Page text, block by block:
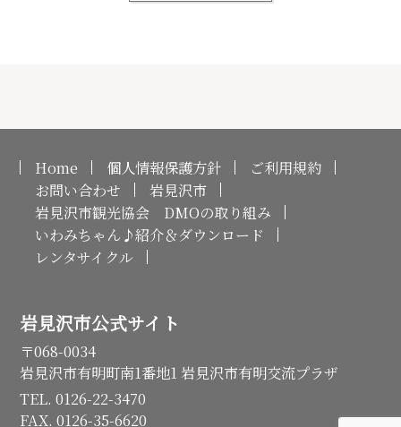
Home 個人情報保護方針
ご利用規約
お問い合わせ
岩見沢市
岩見沢市観光協会 DMOの取り組み
いわみちゃん♪紹介＆ダウンロード
レンタサイクル
岩見沢市公式サイト
〒068-0034
岩見沢市有明町南1番地1 岩見沢市有明交流プラザ
TEL. 0126-22-3470
FAX. 0126-35-6620